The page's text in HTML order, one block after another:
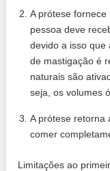
A prótese
pessoa deve
devido a isso que
de mastigação é
naturais são
seja, os volumes
A prótese retorna
comer
Limitações ao